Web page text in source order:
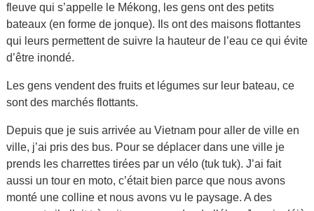
fleuve qui s’appelle le Mékong, les gens ont des petits
bateaux (en forme de jonque). Ils ont des maisons flottantes
qui leurs permettent de suivre la hauteur de l’eau ce qui évite
d’être inondé.
Les gens vendent des fruits et légumes sur leur bateau, ce
sont des marchés flottants.
Depuis que je suis arrivée au Vietnam pour aller de ville en
ville, j’ai pris des bus. Pour se déplacer dans une ville je
prends les charrettes tirées par un vélo (tuk tuk). J’ai fait
aussi un tour en moto, c’était bien parce que nous avons
monté une colline et nous avons vu le paysage. A des